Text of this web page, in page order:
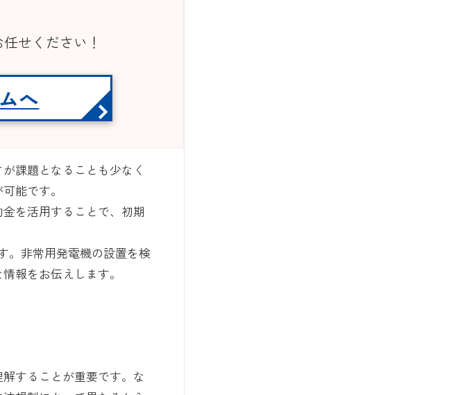
せください！
へ
課題となることも少なく
能です。
を活用することで、初期
。非常用発電機の設置を検
報をお伝えします。
することが重要です。な